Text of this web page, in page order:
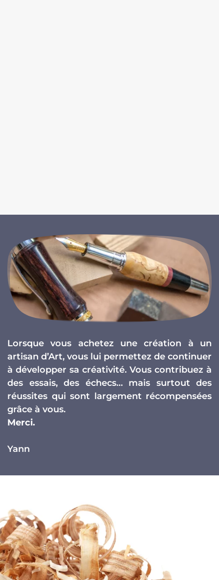
Lorsque vous achetez une création à un
artisan d’Art, vous lui permettez de continuer
à développer sa créativité. Vous contribuez à
des essais, des échecs… mais surtout des
réussites qui sont largement récompensées
grâce à vous.
Merci.
Yann